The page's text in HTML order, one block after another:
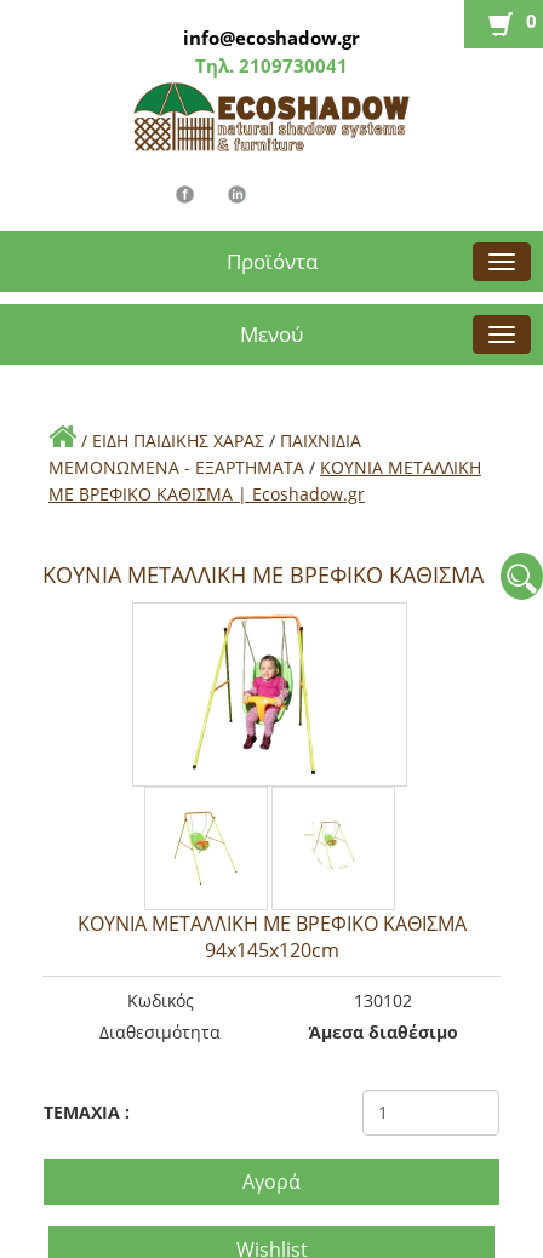
info@ecoshadow.gr
Τηλ. 2109730041
0
Προϊόντα
Μενού
/ ΕΙΔΗ ΠΑΙΔΙΚΗΣ ΧΑΡΑΣ / ΠΑΙΧΝΙΔΙΑ
ΜΕΜΟΝΩΜΕΝΑ - ΕΞΑΡΤΗΜΑΤΑ / ΚΟΥΝΙΑ ΜΕΤΑΛΛΙΚΗ
ΜΕ ΒΡΕΦΙΚΟ ΚΑΘΙΣΜΑ | Εcoshadow.gr
ΚΟΥΝΙΑ ΜΕΤΑΛΛΙΚΗ ΜΕ ΒΡΕΦΙΚΟ ΚΑΘΙΣΜΑ
ΚΟΥΝΙΑ ΜΕΤΑΛΛΙΚΗ ΜΕ ΒΡΕΦΙΚΟ ΚΑΘΙΣΜΑ
94x145x120cm
Kωδικός
130102
Διαθεσιμότητα
Άμεσα διαθέσιμο
TEMAXIA :
Αγορά
Wishlist